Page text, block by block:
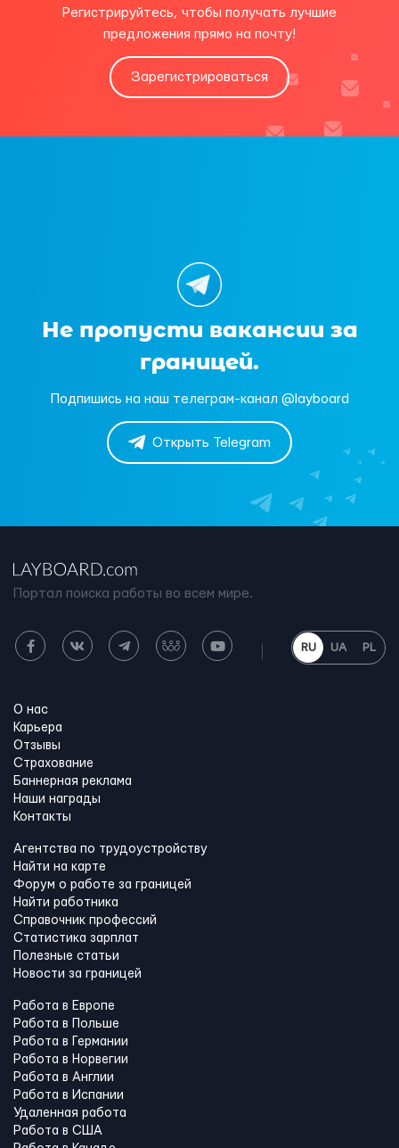
Регистрируйтесь, чтобы получать лучшие
предложения прямо на почту!
Зарегистрироваться
Не пропусти вакансии за
границей.
Подпишись на наш телеграм-канал @layboard
Открыть Telegram
Портал поиска работы во всем мире.
RU UA PL
О нас
Карьера
Отзывы
Страхование
Баннерная реклама
Наши награды
Контакты
Агентства по трудоустройству
Найти на карте
Форум о работе за границей
Найти работника
Справочник профессий
Статистика зарплат
Полезные статьи
Новости за границей
Работа в Европе
Работа в Польше
Работа в Германии
Работа в Норвегии
Работа в Англии
Работа в Испании
Удаленная работа
Работа в США